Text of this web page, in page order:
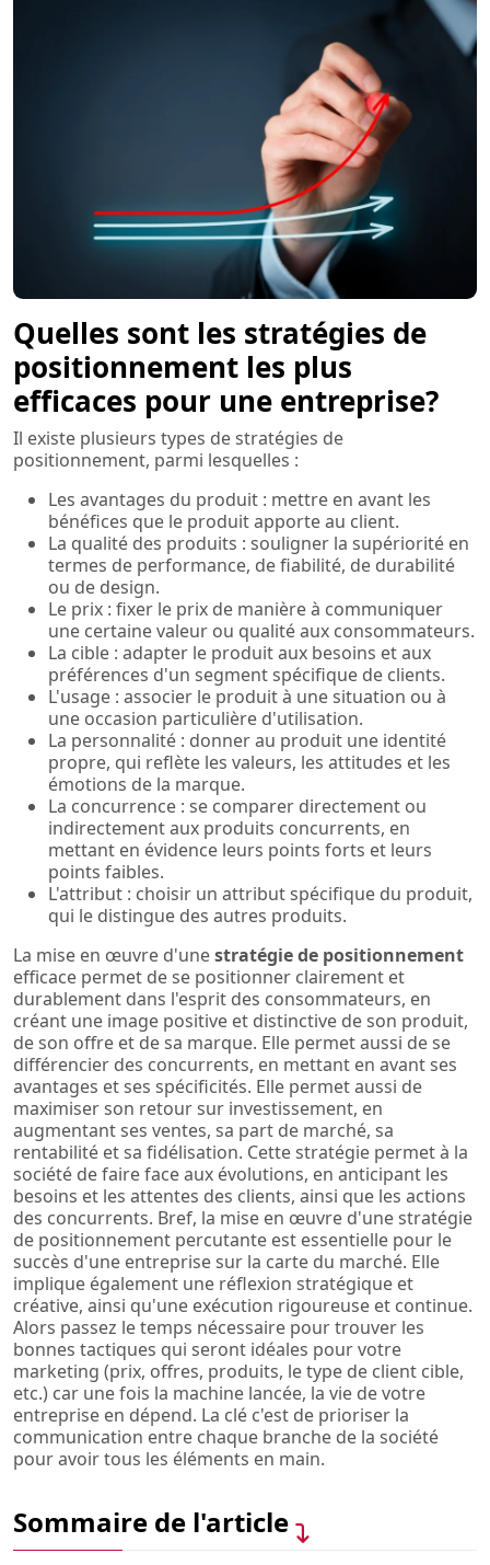
Quelles sont les stratégies de
positionnement les plus
efficaces pour une entreprise?
Il existe plusieurs types de stratégies de
positionnement, parmi lesquelles :
Les avantages du produit : mettre en avant les
bénéfices que le produit apporte au client.
La qualité des produits : souligner la supériorité en
termes de performance, de fiabilité, de durabilité
ou de design.
Le prix : fixer le prix de manière à communiquer
une certaine valeur ou qualité aux consommateurs.
La cible : adapter le produit aux besoins et aux
préférences d'un segment spécifique de clients.
L'usage : associer le produit à une situation ou à
une occasion particulière d'utilisation.
La personnalité : donner au produit une identité
propre, qui reflète les valeurs, les attitudes et les
émotions de la marque.
La concurrence : se comparer directement ou
indirectement aux produits concurrents, en
mettant en évidence leurs points forts et leurs
points faibles.
L'attribut : choisir un attribut spécifique du produit,
qui le distingue des autres produits.
La mise en œuvre d'unestratégie de positionnement
efficace permet de se positionner clairement et
durablement dans l'esprit des consommateurs, en
créant une image positive et distinctive de son produit,
de son offre et de sa marque. Elle permet aussi de se
différencier des concurrents, en mettant en avant ses
avantages et ses spécificités. Elle permet aussi de
maximiser son retour sur investissement, en
augmentant ses ventes, sa part de marché, sa
rentabilité et sa fidélisation. Cette stratégie permet à la
société de faire face aux évolutions, en anticipant les
besoins et les attentes des clients, ainsi que les actions
des concurrents. Bref, la mise en œuvre d'une stratégie
de positionnement percutante est essentielle pour le
succès d'une entreprise sur la carte du marché. Elle
implique également une réflexion stratégique et
créative, ainsi qu'une exécution rigoureuse et continue.
Alors passez le temps nécessaire pour trouver les
bonnes tactiques qui seront idéales pour votre
marketing (prix, offres, produits, le type de client cible,
etc.) car une fois la machine lancée, la vie de votre
entreprise en dépend. La clé c'est de prioriser la
communication entre chaque branche de la société
pour avoir tous les éléments en main.
Sommaire de l'article